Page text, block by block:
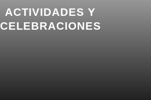
ACTIVIDADES Y
CELEBRACIONES